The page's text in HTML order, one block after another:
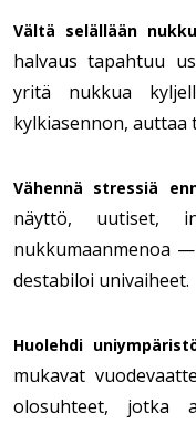
Vältä selällään
halvaus tapahtuu
yritä nukkua
kylkiasennon, auttaa
Vähennä stressiä
näyttö, uutiset,
nukkumaanmenoa
destabiloi univaiheet.
Huolehdi
mukavat
olosuhteet, jotka